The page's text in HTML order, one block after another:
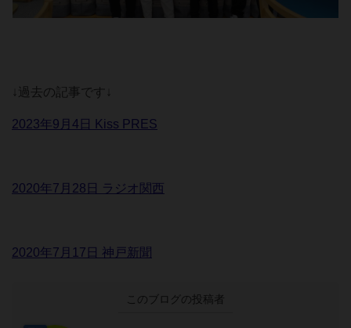
↓過去の記事です↓
2023年9月4日 Kiss PRES
2020年7月28日 ラジオ関西
2020年7月17日 神戸新聞
このブログの投稿者